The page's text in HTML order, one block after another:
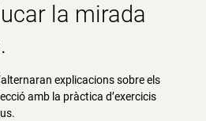
la mirada
explicacions sobre els
amb la pràctica d’exercicis